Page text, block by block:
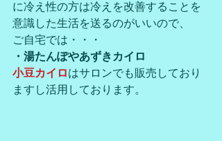
に冷え性の方は冷えを改善することを
意識した生活を送るのがいいので、
ご自宅では・・・
・湯たんぽやあずきカイロ
小豆カイロはサロンでも販売しており
ますし活用しております。